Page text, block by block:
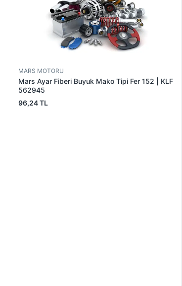
MARS MOTORU
Mars Ayar Fiberi Buyuk Mako Tipi Fer 152 | KLF
562945
96,24 TL